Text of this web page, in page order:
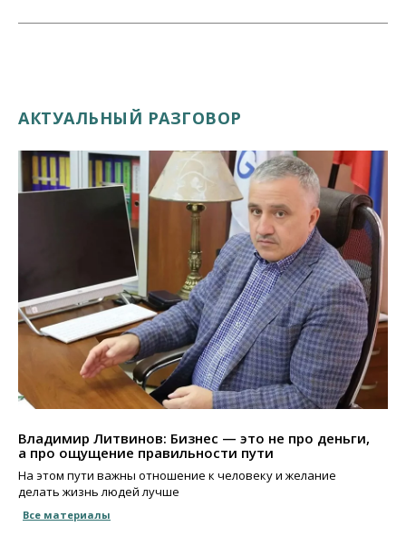
АКТУАЛЬНЫЙ РАЗГОВОР
Владимир Литвинов: Бизнес — это не про деньги,
а про ощущение правильности пути
На этом пути важны отношение к человеку и желание
делать жизнь людей лучше
Все материалы